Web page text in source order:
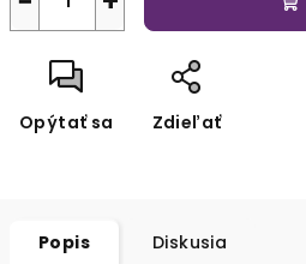
Opýtať sa Zdieľať
Popis Diskusia